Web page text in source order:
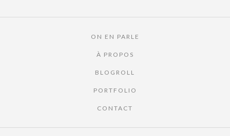
ON EN PARLE
À PROPOS
BLOGROLL
PORTFOLIO
CONTACT